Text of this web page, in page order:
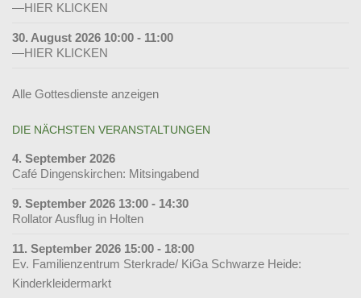
—HIER KLICKEN
30. August 2026 10:00 - 11:00
—HIER KLICKEN
Alle Gottesdienste anzeigen
DIE NÄCHSTEN VERANSTALTUNGEN
4. September 2026
Café Dingenskirchen: Mitsingabend
9. September 2026 13:00 - 14:30
Rollator Ausflug in Holten
11. September 2026 15:00 - 18:00
Ev. Familienzentrum Sterkrade/ KiGa Schwarze Heide:
Kinderkleidermarkt